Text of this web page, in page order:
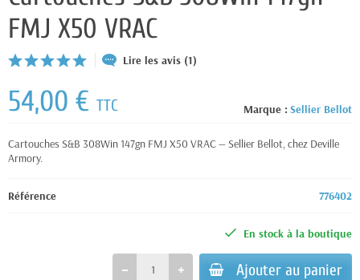
FMJ X50 VRAC
Lire les avis (1)
Marque : Sellier Bellot
54,00 € TTC
Cartouches S&B 308Win 147gn FMJ X50 VRAC — Sellier Bellot, chez Deville
Armory.
Référence 776402
En stock à la boutique
Ajouter au panier